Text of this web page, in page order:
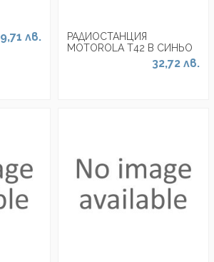
9,71 лв.
РАДИОСТАНЦИЯ
MOTOROLA Т42 В СИНЬО
32,72 лв.